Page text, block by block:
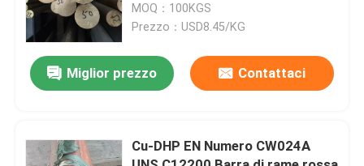
MOQ：100KGS
Prezzo：USD8.45/KG
Miglior prezzo Contattaci
Cu-DHP EN Numero CW024A